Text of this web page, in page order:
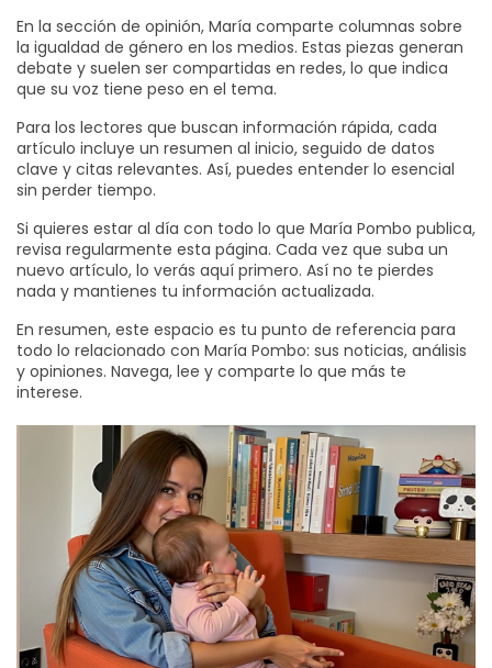
En la sección de opinión, María comparte columnas sobre
la igualdad de género en los medios. Estas piezas generan
debate y suelen ser compartidas en redes, lo que indica
que su voz tiene peso en el tema.
Para los lectores que buscan información rápida, cada
artículo incluye un resumen al inicio, seguido de datos
clave y citas relevantes. Así, puedes entender lo esencial
sin perder tiempo.
Si quieres estar al día con todo lo que María Pombo publica,
revisa regularmente esta página. Cada vez que suba un
nuevo artículo, lo verás aquí primero. Así no te pierdes
nada y mantienes tu información actualizada.
En resumen, este espacio es tu punto de referencia para
todo lo relacionado con María Pombo: sus noticias, análisis
y opiniones. Navega, lee y comparte lo que más te
interese.